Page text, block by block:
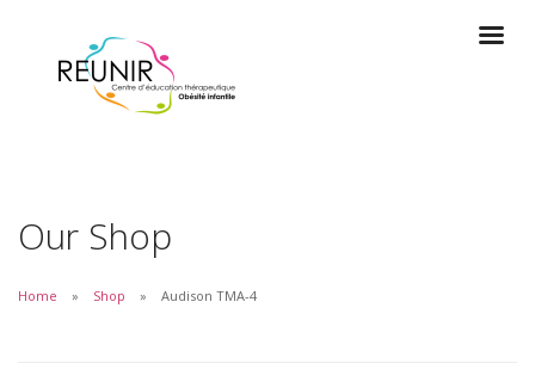
Our Shop
Home Shop Audison TMA-4